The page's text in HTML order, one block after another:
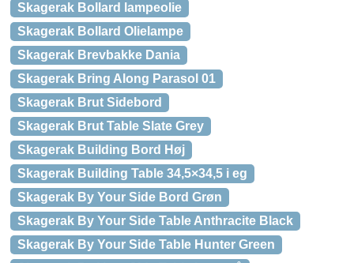
Skagerak Bollard lampeolie
Skagerak Bollard Olielampe
Skagerak Brevbakke Dania
Skagerak Bring Along Parasol 01
Skagerak Brut Sidebord
Skagerak Brut Table Slate Grey
Skagerak Building Bord Høj
Skagerak Building Table 34,5×34,5 i eg
Skagerak By Your Side Bord Grøn
Skagerak By Your Side Table Anthracite Black
Skagerak By Your Side Table Hunter Green